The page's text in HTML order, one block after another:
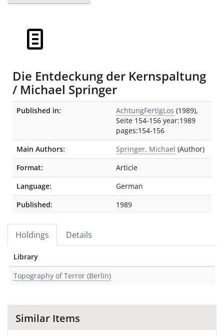
Die Entdeckung der Kernspaltung
/ Michael Springer
Bibliographic Details
Published in: AchtungFertigLos (1989),
Seite 154-156 year:1989
pages:154-156
Main Authors:
Springer, Michael (Author)
Format:
Article
Language:
German
Published:
1989
Holdings Details
Library
Topography of Terror (Berlin)
Similar Items